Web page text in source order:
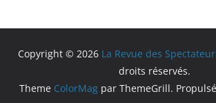
Copyright © 2026 La Revue des
droits réservés.
Theme ColorMagpar ThemeGrill.